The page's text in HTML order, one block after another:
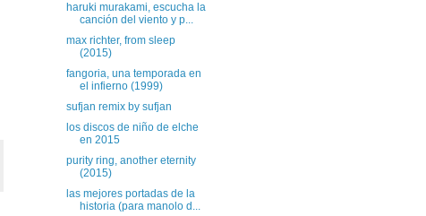
haruki murakami, escucha la
canción del viento y p...
max richter, from sleep
(2015)
fangoria, una temporada en
el infierno (1999)
sufjan remix by sufjan
los discos de niño de elche
en 2015
purity ring, another eternity
(2015)
las mejores portadas de la
historia (para manolo d...